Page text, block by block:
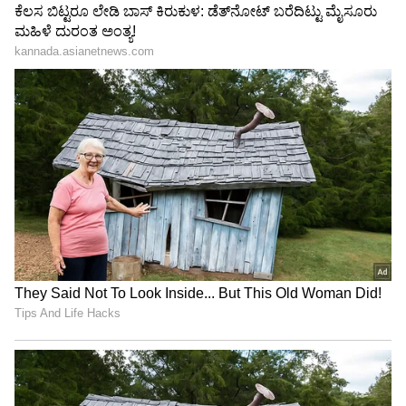
ಅಬ್ಬಬ್ಬಾ..ಅಂಬಾನಿ ಸೊಸೆ ಧರಿಸಿದ್ದ ಚಿನ್ನ, ಬೆಳ್ಳಿ
ಕಸೂತಿಯ ಮಿರಿ ಮಿರಿ ಮಿಂಚೋ ಸೀರೆ ಬೆಲೆ ಇಷ್ಟೊಂದಾ?
ಸಚಿನ್ ಬನ್ಸಾಲ್ ಯಾರು? :ಫೋರ್ಬ್ಸ್ 2024 ವಿಶ್ವದ
ಶ್ರೀಮಂತರ (World's Rich People) ಪಟ್ಟಿಯಲ್ಲಿ ಸಚಿನ್
ಬನ್ಸಾಲ್ ಹೆಸರು ಸೇರಿದೆ. ಫ್ಲಿಪ್‌ಕಾರ್ಟ್‌ನ ಮಾಜಿ ಸಹ-
ಸಂಸ್ಥಾಪಕ ಸಚಿನ್ ಬನ್ಸಾಲ್ ಭಾರತದ ಸ್ವಯಂ ನಿರ್ಮಿತ
ಡಾಲರ್ ಮೌಲ್ಯದ ವ್ಯವಹಾರ ಶುರು ಮಾಡಿದ್ದರು. 2018 ರಲ್ಲಿ,
ಸಚಿನ್ ಬನ್ಸಾಲ್ ಅವರು ಫ್ಲಿಪ್‌ಕಾರ್ಟ್‌ನಲ್ಲಿ ತಮ್ಮ 5.5
ಶೇ.50 ರಿಂದ ಶೇ.18 ಕ್ಕೆ TAX ಇಳಿಕೆ: ಮೋದಿ-
ಟ್ರಂಪ್ ಐತಿಹಾಸಿಕ ಒಪ್ಪಂದ | India US
Trade Deal | Party Rounds